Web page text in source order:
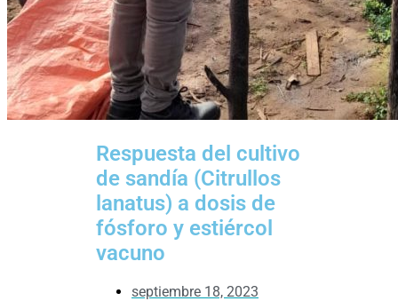
Respuesta del cultivo
de sandía (Citrullos
lanatus) a dosis de
fósforo y estiércol
vacuno
septiembre 18, 2023